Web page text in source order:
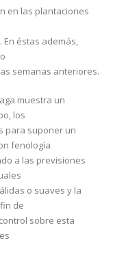
en las plantaciones
éstas además,
semanas anteriores.
muestra un
los
para suponer un
fenología
a las previsiones
o suaves y la
de
sobre esta